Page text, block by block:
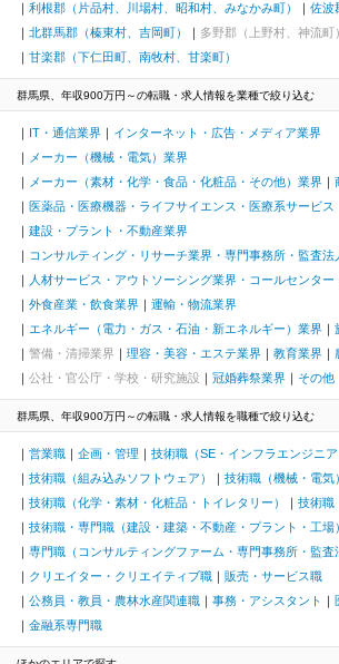
利根郡（片品村、川場村、昭和村、みなかみ町）
佐波
北群馬郡（榛東村、吉岡町）
多野郡（上野村、神流町）
甘楽郡（下仁田町、南牧村、甘楽町）
群馬県、年収900万円～の転職・求人情報を業種で絞り込む
IT・通信業界
インターネット・広告・メディア業界
メーカー（機械・電気）業界
メーカー（素材・化学・食品・化粧品・その他）業界
医薬品・医療機器・ライフサイエンス・医療系サービス
建設・プラント・不動産業界
コンサルティング・リサーチ業界・専門事務所・監査法
人材サービス・アウトソーシング業界・コールセンター
外食産業・飲食業界
運輸・物流業界
エネルギー（電力・ガス・石油・新エネルギー）業界
警備・清掃業界
理容・美容・エステ業界 教育業界
公社・官公庁・学校・研究施設
冠婚葬祭業界 その他
群馬県、年収900万円～の転職・求人情報を職種で絞り込む
営業職 企画・管理
技術職（SE・インフラエンジニア
技術職（組み込みソフトウェア）
技術職（機械・電気）
技術職（化学・素材・化粧品・トイレタリー）
技術職
技術職・専門職（建設・建築・不動産・プラント・工場）
専門職（コンサルティングファーム・専門事務所・監査
クリエイター・クリエイティブ職
販売・サービス職
公務員・教員・農林水産関連職
事務・アシスタント
金融系専門職